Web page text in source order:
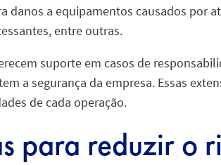
danos a equipamentos causados por
entre outras.
suporte em casos de
a segurança da empresa. Essas
de cada operação.
para reduzir o